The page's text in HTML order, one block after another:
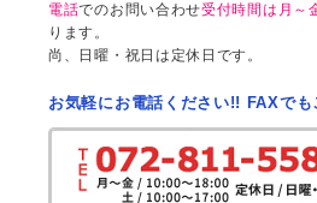
電話でのお問い合わせ受付時間は月
ります。
尚、日曜・祝日は定休日です。
お気軽にお電話ください!! FAXで